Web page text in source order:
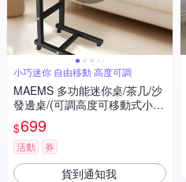
小巧迷你 自由移動 高度可調
MAEMS 多功能迷你桌/茶几/沙
發邊桌/(可調高度可移動式小
桌)
$699
活動 券
貨到通知我